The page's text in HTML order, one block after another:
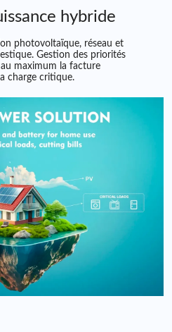
hybride
photovoltaïque, réseau et
Gestion des priorités
maximum la facture
charge critique.